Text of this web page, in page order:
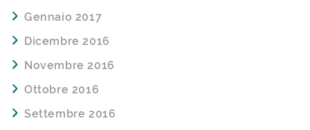
Gennaio 2017
Dicembre 2016
Novembre 2016
Ottobre 2016
Settembre 2016